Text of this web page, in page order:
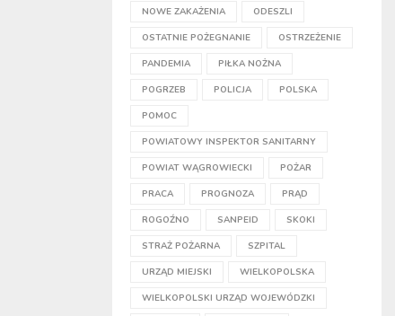
NOWE ZAKAŻENIA ODESZLI
OSTATNIE POŻEGNANIE OSTRZEŻENIE
PANDEMIA PIŁKA NOŻNA
POGRZEB POLICJA POLSKA
POMOC
POWIATOWY INSPEKTOR SANITARNY
POWIAT WĄGROWIECKI POŻAR
PRACA PROGNOZA PRĄD
ROGOŹNO SANPEID SKOKI
STRAŻ POŻARNA SZPITAL
URZĄD MIEJSKI WIELKOPOLSKA
WIELKOPOLSKI URZĄD WOJEWÓDZKI